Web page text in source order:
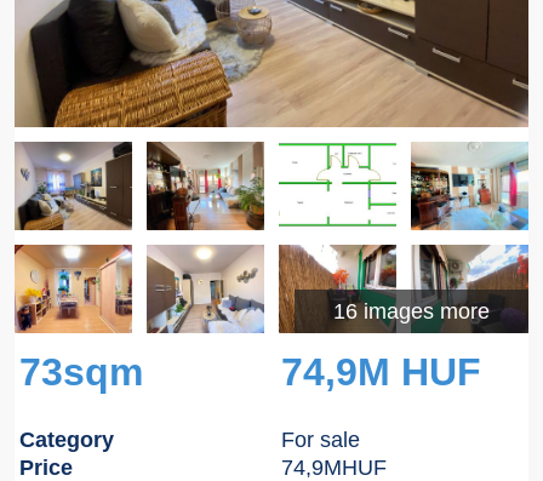
16 images more
73sqm 74,9M HUF
Category
For sale
Price
74,9MHUF